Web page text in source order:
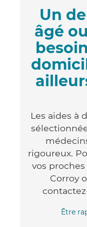
Un
âgé
Les aides à
rigoureux.
vos
Corroy
Être